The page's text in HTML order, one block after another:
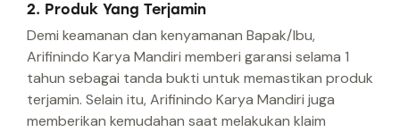
2. Produk Yang Terjamin
Demi keamanan dan kenyamanan Bapak/Ibu,
Arifinindo Karya Mandiri memberi garansi selama 1
tahun sebagai tanda bukti untuk memastikan produk
terjamin. Selain itu, Arifinindo Karya Mandiri juga
memberikan kemudahan saat melakukan klaim